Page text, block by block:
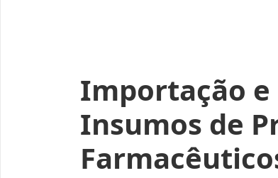
de
medicamentos
para
imposto
Importação e
Insumos de